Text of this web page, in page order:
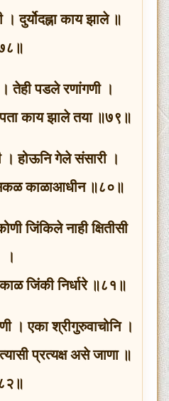
दुर्योदह्ना काय झाले ॥
। तेही पडले रणांगणी ।
काय झाले तया ॥७९॥
होऊनि गेले संसारी ।
काळाआधीन ॥८०॥
जिंकिले नाही क्षितीसी
।
जिंकी निर्धारे ॥८१॥
। एका श्रीगुरुवाचोनि ।
प्रत्यक्ष असे जाणा ॥